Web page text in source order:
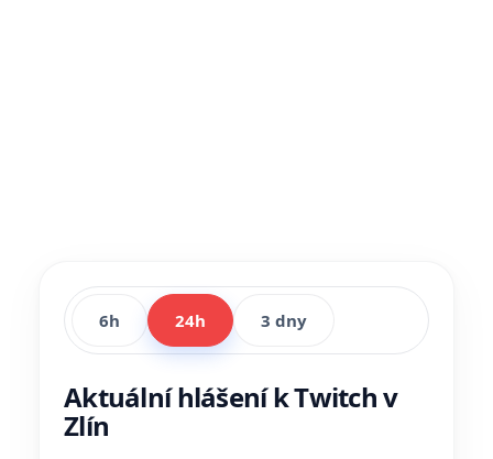
6h 24h 3 dny
Aktuální hlášení k Twitch v
Zlín